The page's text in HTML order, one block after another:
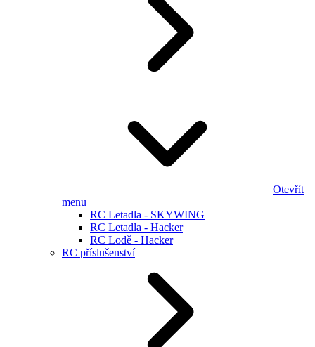
Otevřít
menu
RC Letadla - SKYWING
RC Letadla - Hacker
RC Lodě - Hacker
RC příslušenství